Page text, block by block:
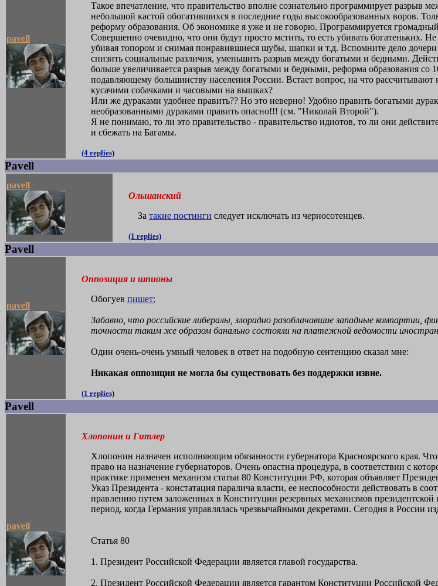
pavell
Такое впечатление, что правительство вполне сознательно программирует
небольшой кастой обогатившихся в последние годы высокообразованных воров.
реформу образования. Об экономике я уже и не говорю. Программируется
Совершенно очевидно, что они будут просто мстить, то есть убивать богатеньких.
убивая топором и снимая понравившиеся шубы, шапки и т.д. Вспомните дело
снизить социальные различия, уменьшить разрыв между богатыми и бедными.
больше увеличивается разрыв между богатыми и бедными, реформа образования со
подавляющему большинству населения России. Встает вопрос, на что
кусачими собачками и часовыми на вышках?
Или же дураками удобнее править?? Но это неверно! Удобно править богатыми
необразованными дураками править опасно!!! (см. "Николай Второй").
Я не понимаю, то ли это правительство - правительство идиотов, то ли они
и сбежать на Багамы.
(4 replies)
Pavell
pavell
Ольшанский
За такие постинги следует исключать из черносотенцев.
(1 replies)
Pavell
pavell
Оппозиция и шпионы
Обогуев пишет:
Забавно, что российские либералы, злорадно разоблачавшие западные
точности таким же образом банально состояли на платежной ведомости
Один очень-очень умный человек в ответ на подобную сентенцию сказал мне:
Никакая оппозиция не могла бы существовать без поддержки извне.
(1 replies)
Pavell
pavell
Хлопонин и Гитлер
Хлопонин назначен исполняющим обязанности губернатора Красноярского края.
право на назначение губернаторов. Очень опастна процедура, в соответствии с
практике применен механизм статьи 80 Конституции РФ, которая объявляет
Указ Президента - констатация паралича власти, ее неспособности действовать в
правлению путем заложенных в Конституции резервных механизмов президентской
период, когда Германия управлялась чрезвычайными декретами. Сегодня в России
Статья 80
1. Президент Российской Федерации является главой государства.
2. Президент Российской Федерации является гарантом Конституции Российской